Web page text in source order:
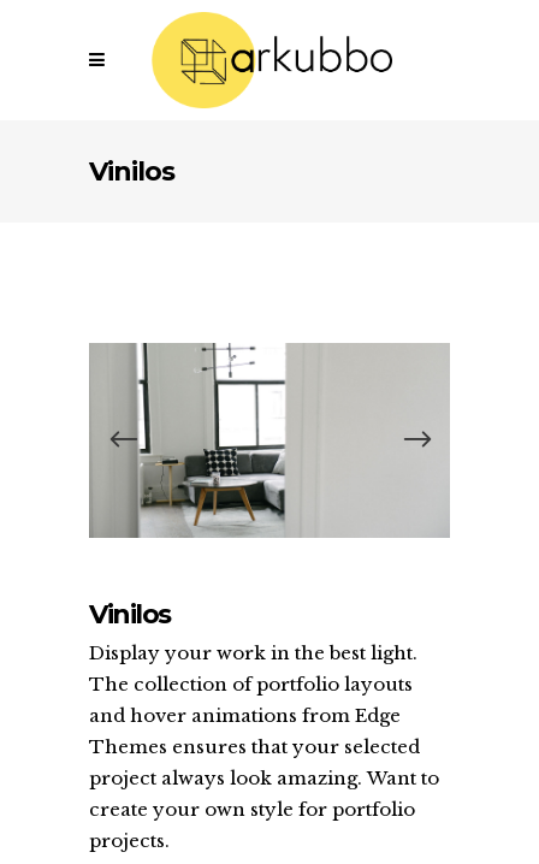
Vinilos
Vinilos
Display your work in the best light.
The collection of portfolio layouts
and hover animations from Edge
Themes ensures that your selected
project always look amazing. Want to
create your own style for portfolio
projects.